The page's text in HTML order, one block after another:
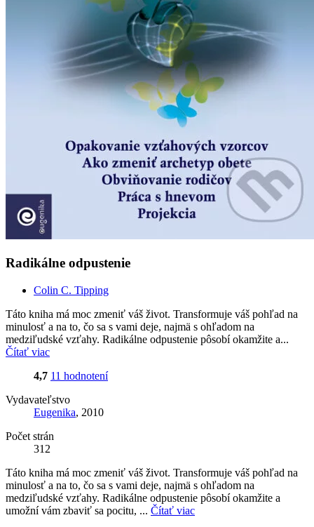
Radikálne odpustenie
Colin C. Tipping
Táto kniha má moc zmeniť váš život. Transformuje váš pohľad na
minulosť a na to, čo sa s vami deje, najmä s ohľadom na
medziľudské vzťahy. Radikálne odpustenie pôsobí okamžite a...
Čítať viac
4,7 11 hodnotení
Vydavateľstvo
Eugenika, 2010
Počet strán
312
Táto kniha má moc zmeniť váš život. Transformuje váš pohľad na
minulosť a na to, čo sa s vami deje, najmä s ohľadom na
medziľudské vzťahy. Radikálne odpustenie pôsobí okamžite a
umožní vám zbaviť sa pocitu, ... Čítať viac